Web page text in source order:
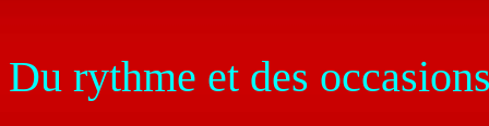
Du rythme et des